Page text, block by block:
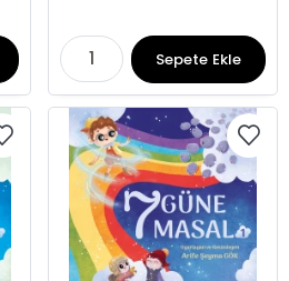
Sepete Ekle